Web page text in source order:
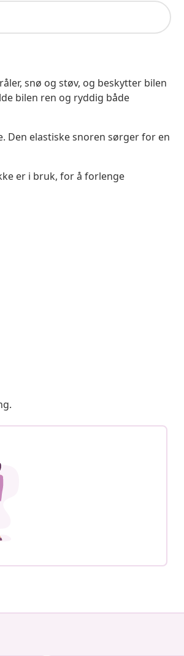
snø og støv, og beskytter bilen
bilen ren og ryddig både
Den elastiske snoren sørger for en
er i bruk, for å forlenge